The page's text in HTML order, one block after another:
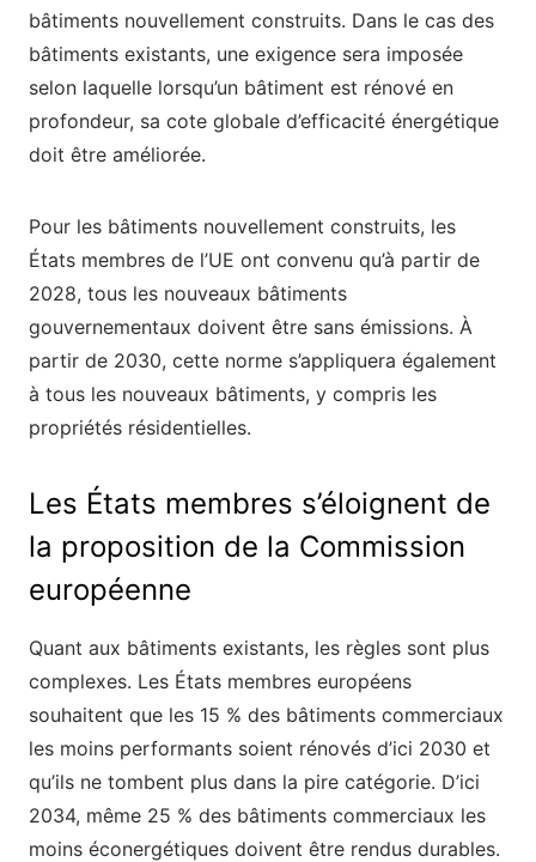
bâtiments nouvellement construits. Dans le cas des
bâtiments existants, une exigence sera imposée
selon laquelle lorsqu’un bâtiment est rénové en
profondeur, sa cote globale d’efficacité énergétique
doit être améliorée.
Pour les bâtiments nouvellement construits, les
États membres de l’UE ont convenu qu’à partir de
2028, tous les nouveaux bâtiments
gouvernementaux doivent être sans émissions. À
partir de 2030, cette norme s’appliquera également
à tous les nouveaux bâtiments, y compris les
propriétés résidentielles.
Les États membres s’éloignent de
la proposition de la Commission
européenne
Quant aux bâtiments existants, les règles sont plus
complexes. Les États membres européens
souhaitent que les 15 % des bâtiments commerciaux
les moins performants soient rénovés d’ici 2030 et
qu’ils ne tombent plus dans la pire catégorie. D’ici
2034, même 25 % des bâtiments commerciaux les
moins éconergétiques doivent être rendus durables.